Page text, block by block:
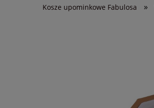
Kosze upominkowe Fabulosa
»